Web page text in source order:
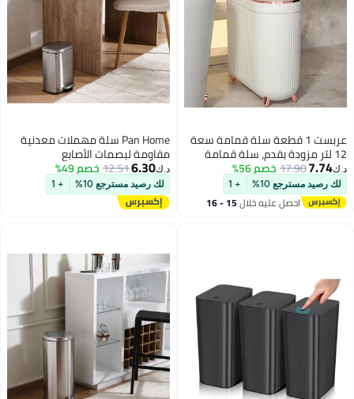
عربست 1 قطعة سلة قمامة سعة
12 لتر مزودة بقدم، سلة قمامة
للحمام، سلة قمامة جانبية ذهبية
مقاومة للماء مع أغطية،
مستلزمات منزلية ومكتبية (أبيض)
(خمس لفات إضافية من أكياس
د.ك‏7.74
17.90خصم 56%
لك رصيد مسترجع 10% + 1
احصل عليه خلال 15 - 16
Pan Home سلة مهملات معدنية
مقاومة لبصمات الأصابع
21.3X20.5X29.5 سم 5 لتر - كروم
د.ك‏6.30
12.51خصم 49%
لك رصيد مسترجع 10% + 1